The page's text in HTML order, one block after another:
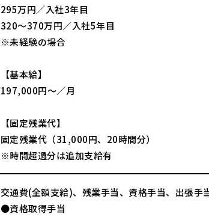
295万円／入社3年目
320～370万円／入社5年目
※未経験の場合
【基本給】
197,000円～／月
【固定残業代】
固定残業代（31,000円、20時間分）
※時間超過分は追加支給有
交通費(全額支給)、残業手当、資格手当、出張手
●資格取得手当